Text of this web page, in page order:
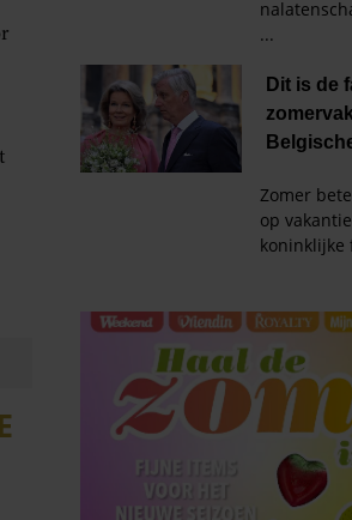
HET
SHOWBIZZ
UW
Met de Showbuzz-